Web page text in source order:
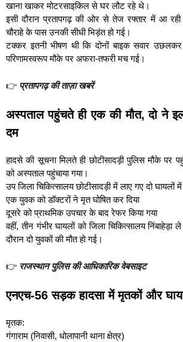
खाना खाकर मोटरसाइकिल से घर लौट रहे थे।
इसी दौरान प्रतापगढ़ की ओर से तेज रफ्तार में आ
चौराहे के पास उनकी सीधी भिड़ंत हो गई।
टक्कर इतनी भीषण थी कि दोनों बाइक सवार
परिणामस्वरूप मौके पर अफरा-तफरी मच गई।
👉 प्रतापगढ़ की ताज़ा खबरें
अस्पताल पहुंचते ही एक की मौत, दो ने
दम
हादसे की सूचना मिलते ही छोटीसादड़ी पुलिस मौके पर
को अस्पताल पहुंचाया गया।
उप जिला चिकित्सालय छोटीसादड़ी में लाए गए दो घायलों
एक युवक को डॉक्टरों ने मृत घोषित कर दिया
दूसरे को प्राथमिक उपचार के बाद रेफर किया गया
वहीं, तीन गंभीर घायलों को जिला चिकित्सालय निंबाहेड़ा
दौरान दो युवकों की मौत हो गई।
👉 राजस्थान पुलिस की आधिकारिक वेबसाइट
एनएच-56 सड़क हादसा में मृतकों और
मृतक:
गंगाराम (निवासी, धोलापानी थाना क्षेत्र)